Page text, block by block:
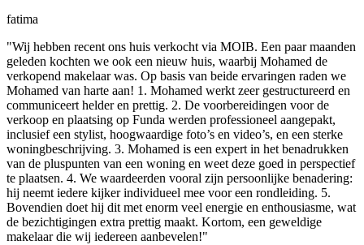
fatima
"Wij hebben recent ons huis verkocht via MOIB. Een paar maanden
geleden kochten we ook een nieuw huis, waarbij Mohamed de
verkopend makelaar was. Op basis van beide ervaringen raden we
Mohamed van harte aan! 1. Mohamed werkt zeer gestructureerd en
communiceert helder en prettig. 2. De voorbereidingen voor de
verkoop en plaatsing op Funda werden professioneel aangepakt,
inclusief een stylist, hoogwaardige foto’s en video’s, en een sterke
woningbeschrijving. 3. Mohamed is een expert in het benadrukken
van de pluspunten van een woning en weet deze goed in perspectief
te plaatsen. 4. We waardeerden vooral zijn persoonlijke benadering:
hij neemt iedere kijker individueel mee voor een rondleiding. 5.
Bovendien doet hij dit met enorm veel energie en enthousiasme, wat
de bezichtigingen extra prettig maakt. Kortom, een geweldige
makelaar die wij iedereen aanbevelen!"